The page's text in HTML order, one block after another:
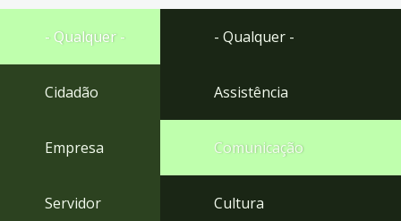
Ir
rodapé
- Qualquer -
Cidadão
Empresa
Servidor
- Qualquer -
Assistência
Comunicação
Cultura